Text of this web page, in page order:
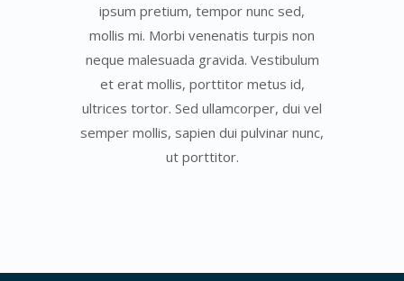
ipsum pretium, tempor nunc sed,
mollis mi. Morbi venenatis turpis non
neque malesuada gravida. Vestibulum
et erat mollis, porttitor metus id,
ultrices tortor. Sed ullamcorper, dui vel
semper mollis, sapien dui pulvinar nunc,
ut porttitor.